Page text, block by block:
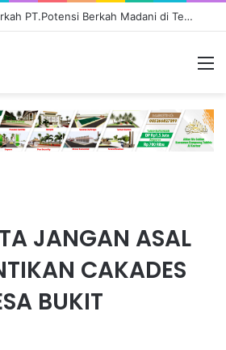
Rutinitas Jum’at Berkah PT.Potensi Berkah Madani di Tebo, Salurkan Bantuan ke Masyarakat
JANGAN ASAL
CAKADES
BUKIT